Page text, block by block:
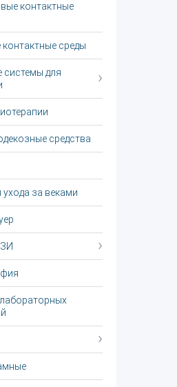
контактные
среды
системы для
средства
ухода за веками